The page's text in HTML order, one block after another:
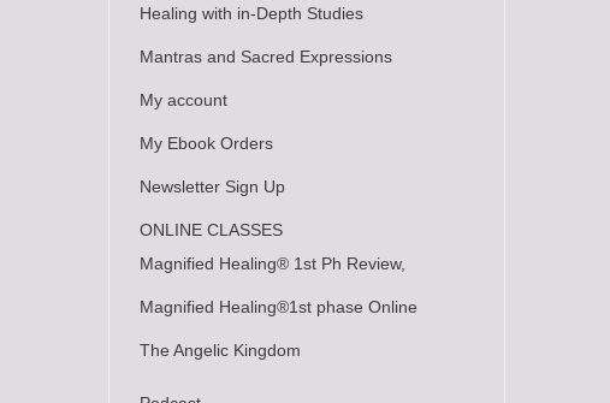
Healing with in-Depth Studies
Mantras and Sacred Expressions
My account
My Ebook Orders
Newsletter Sign Up
ONLINE CLASSES
Magnified Healing® 1st Ph Review,
Magnified Healing®1st phase Online
The Angelic Kingdom